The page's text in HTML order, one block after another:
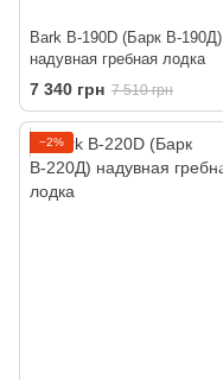
Bark B-190D (Барк В-190Д)
надувная гребная лодка
7 340 грн 7 510 грн
−2%